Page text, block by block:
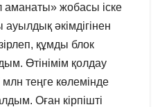
жобасы іске
әкімдігінен
құмды блок
Өтінімім қолдау
теңге көлемінде
Оған кірпішті